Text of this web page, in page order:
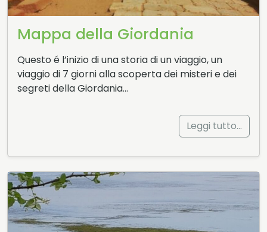
Mappa della Giordania
Questo é l’inizio di una storia di un viaggio, un
viaggio di 7 giorni alla scoperta dei misteri e dei
segreti della Giordania…
Leggi tutto…